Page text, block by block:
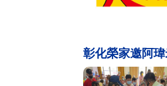
彰化榮家邀阿